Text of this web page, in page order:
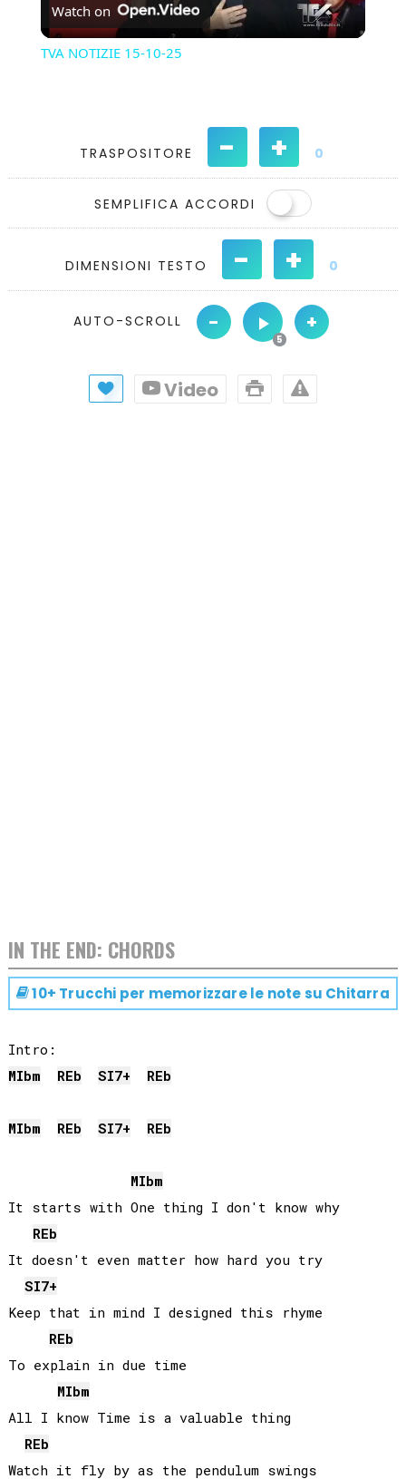
Video
Watch on
TVA NOTIZIE 15-10-25
TRASPOSITORE - + 0
SEMPLIFICA ACCORDI
DIMENSIONI TESTO - + 0
AUTO-SCROLL - +
Video
IN THE END: CHORDS
10+ Trucchi per memorizzare le note su Chitarra
MIbm REb SI7+ REb
MIbm REb SI7+ REb
MIbm
It starts with One thing I don't know why
REb
It doesn't even matter how hard you try
SI7+
Keep that in mind I designed this rhyme
REb
To explain in due time
MIbm
All I know Time is a valuable thing
REb
Watch it fly by as the pendulum swings